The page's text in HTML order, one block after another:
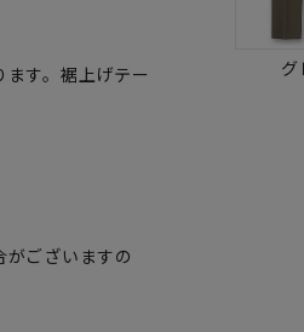
す。裾上げテー
ございますの
グ